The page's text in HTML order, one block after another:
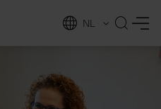
NL